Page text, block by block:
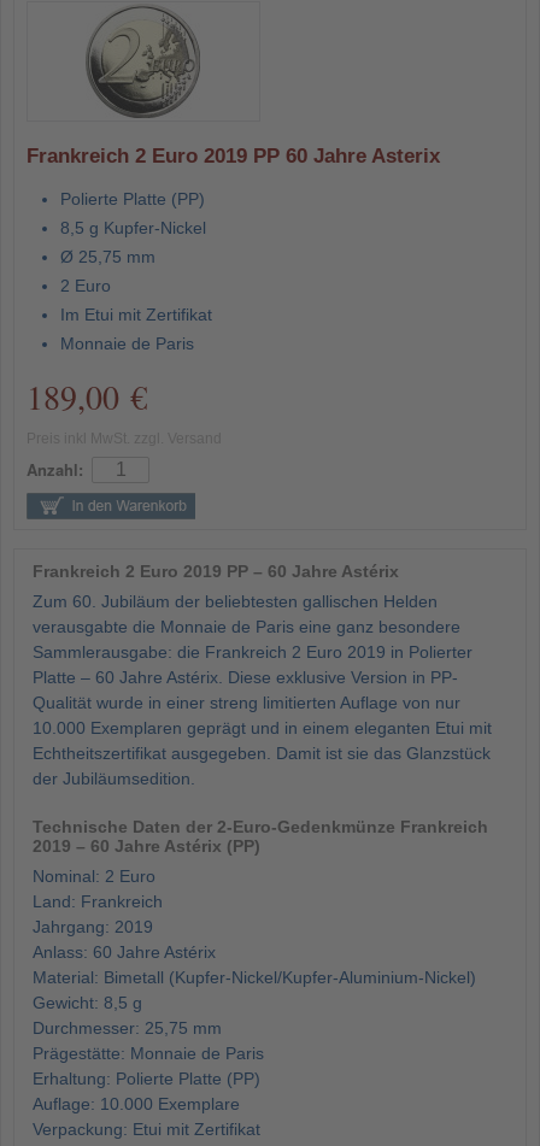
Frankreich 2 Euro 2019 PP 60 Jahre Asterix
Polierte Platte (PP)
8,5 g Kupfer-Nickel
Ø 25,75 mm
2 Euro
Im Etui mit Zertifikat
Monnaie de Paris
189,00 €
Anzahl:
Frankreich 2 Euro 2019 PP – 60 Jahre Astérix
Zum 60. Jubiläum der beliebtesten gallischen Helden
verausgabte die Monnaie de Paris eine ganz besondere
Sammlerausgabe: die Frankreich 2 Euro 2019 in Polierter
Platte – 60 Jahre Astérix. Diese exklusive Version in PP-
Qualität wurde in einer streng limitierten Auflage von nur
10.000 Exemplaren geprägt und in einem eleganten Etui mit
Echtheitszertifikat ausgegeben. Damit ist sie das Glanzstück
der Jubiläumsedition.
Technische Daten der 2-Euro-Gedenkmünze Frankreich
2019 – 60 Jahre Astérix (PP)
Nominal: 2 Euro
Land: Frankreich
Jahrgang: 2019
Anlass: 60 Jahre Astérix
Material: Bimetall (Kupfer-Nickel/Kupfer-Aluminium-Nickel)
Gewicht: 8,5 g
Durchmesser: 25,75 mm
Prägestätte: Monnaie de Paris
Erhaltung: Polierte Platte (PP)
Auflage: 10.000 Exemplare
Verpackung: Etui mit Zertifikat